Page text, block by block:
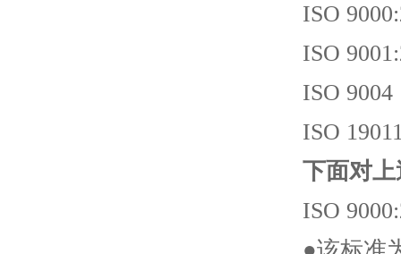
ISO
ISO
ISO
ISO
下面对
ISO